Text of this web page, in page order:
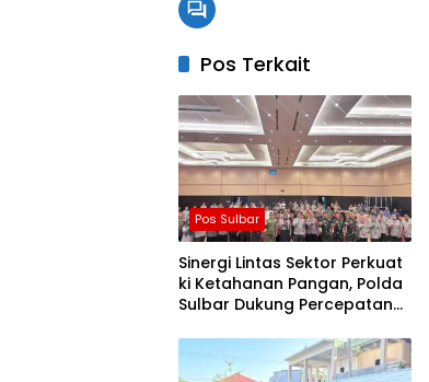
Pos Terkait
Pos Sulbar
Sinergi Lintas Sektor Perkuat
ki Ketahanan Pangan, Polda
Sulbar Dukung Percepatan
Kekeringan